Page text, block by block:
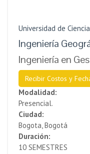
Universidad de
Ingeniería
Ingeniería en
Recibir Costos y
Modalidad:
Presencial.
Ciudad:
Bogota, Bogotá
Duración:
10 SEMESTRES